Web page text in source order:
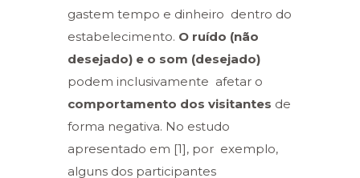
gastem tempo e dinheiro dentro do
estabelecimento. O ruído (não
desejado) e o som (desejado)
podem inclusivamente afetar o
comportamento dos visitantes de
forma negativa. No estudo
apresentado em [1], por exemplo,
alguns dos participantes